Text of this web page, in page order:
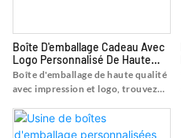
Boîte D'emballage Cadeau Avec
Logo Personnalisé De Haute
Qualité - IMPRESSION
BESTRAND
Boîte d'emballage de haute qualité
avec impression et logo, trouvez
cadeau de la boîte d'emballage de
haute qualité avec impression et